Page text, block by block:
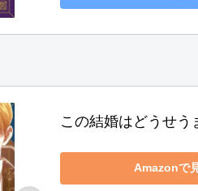
この結婚はどうせう
Amazonで